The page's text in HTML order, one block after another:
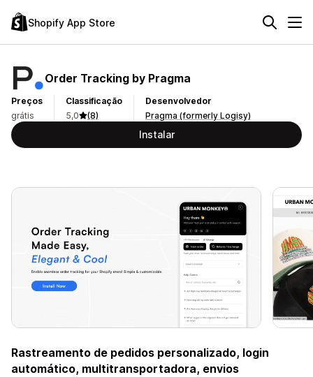
Shopify App Store
Order Tracking by Pragma
Preços
grátis
Classificação
5,0
(8)
Desenvolvedor
Pragma (formerly Logisy)
Instalar
Rastreamento de pedidos personalizado, login
automático, multitransportadora, envios